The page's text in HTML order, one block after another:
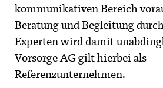
kommunikativen Bereich
Beratung und Begleitung
Experten wird damit
Vorsorge AG gilt hierbei als
Referenzunternehmen.